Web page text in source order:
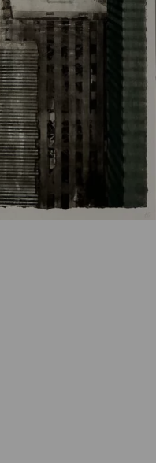
hinzufügen
funktioniert die Wunschliste?